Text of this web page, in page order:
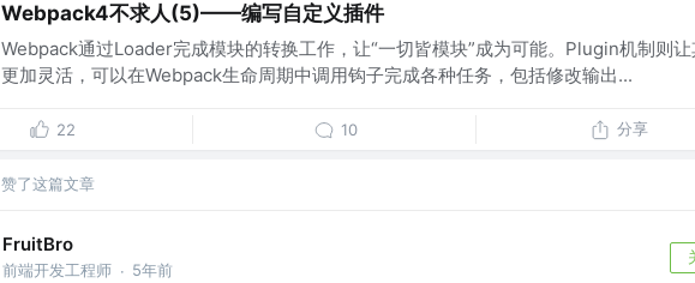
Webpack4不求人(5)——编写自定义插件
Webpack通过Loader完成模块的转换工作，让“一切皆模块”成为可能。Plugin机制则
更加灵活，可以在Webpack生命周期中调用钩子完成各种任务，包括修改输出...
22 10 分享
赞了这篇文章
FruitBro
前端开发工程师 · 5年前